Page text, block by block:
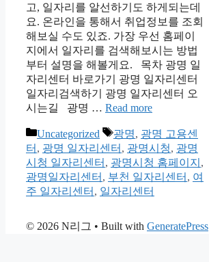
고, 일자리를 알선하기도 하게되는데
요. 온라인을 통해서 취업정보를 조회
해보실 수도 있죠. 가장 우선 홈페이
지에서 일자리를 검색해보시는 방법
부터 설명을 해볼게요. 목차 광명 일
자리센터 바로가기 광명 일자리센터
일자리검색하기 광명 일자리센터 오
시는길 광명 … Read more
Categories
Uncategorized Tags
광명, 광명 고용센
터 , 광명 일자리센터 , 광명시청, 광명
시청 일자리센터 , 광명시청 홈페이지 ,
광명일자리센터 , 부천 일자리센터 , 여
주 일자리센터 , 일자리센터
© 2026 N리그 • Built with GeneratePress